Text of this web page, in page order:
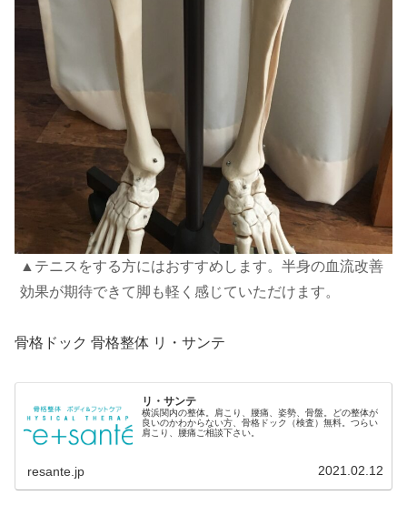
▲テニスをする方にはおすすめします。半身の血流改善
効果が期待できて脚も軽く感じていただけます。
骨格ドック 骨格整体 リ・サンテ
リ・サンテ
横浜関内の整体。肩こり、腰痛、姿勢、骨盤。どの整体が
良いのかわからない方、骨格ドック（検査）無料。つらい
肩こり、腰痛ご相談下さい。
resante.jp 2021.02.12